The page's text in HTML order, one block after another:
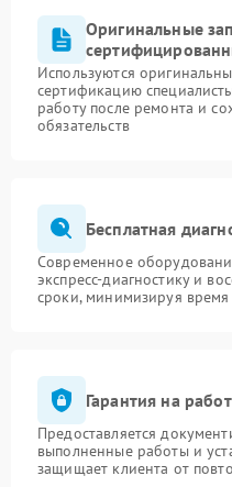
Оригинальные
Используются
сертификацию
работу после ремонта и
обязательств
Бесплатная
Современное
экспресс-диагностику и
сроки, минимизируя время
Гарантия на
Предоставляется
выполненные работы и
защищает клиента от